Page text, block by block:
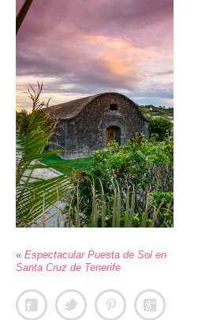
« Espectacular Puesta de Sol en
Santa Cruz de Tenerife